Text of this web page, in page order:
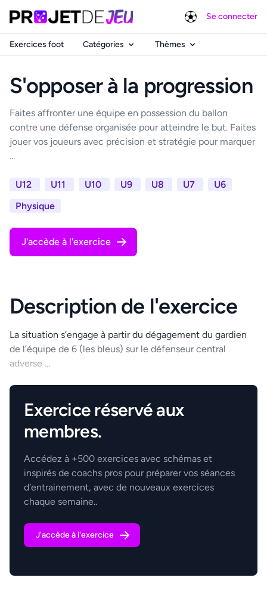
Se connecter
Exercices foot Catégories Thèmes
S'opposer à la progression
Faites affronter une équipe en possession du ballon
contre une défense organisée pour atteindre le but. Faites
jouer vos joueurs avec précision et stratégie pour marquer
...
U12 U11 U10 U9 U8 U7
U6
Physique
J'accède à l'exercice
Description de l'exercice
La situation s’engage à partir du dégagement du gardien
de l’équipe de 6 (les bleus) sur le défenseur central
adverse ...
Exercice réservé aux
membres.
Accédez à +500 exercices avec schémas et
inspirés de coachs pros pour préparer vos séances
d'entrainement, avec de nouveaux exercices
chaque semaine..
J'accède à l'exercice